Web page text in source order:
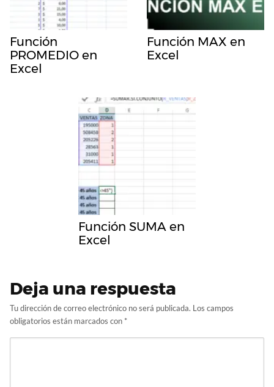
Función
PROMEDIO en
Excel
Función MAX en
Excel
Función SUMA en
Excel
Deja una respuesta
Tu dirección de correo electrónico no será publicada. Los campos
obligatorios están marcados con *